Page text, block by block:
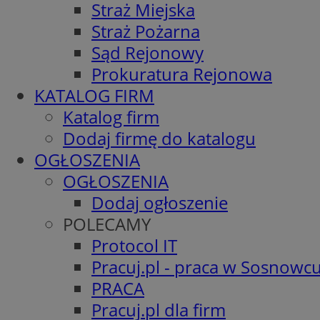
Straż Miejska
Straż Pożarna
Sąd Rejonowy
Prokuratura Rejonowa
KATALOG FIRM
Katalog firm
Dodaj firmę do katalogu
OGŁOSZENIA
OGŁOSZENIA
Dodaj ogłoszenie
POLECAMY
Protocol IT
Pracuj.pl - praca w
PRACA
Pracuj.pl dla firm